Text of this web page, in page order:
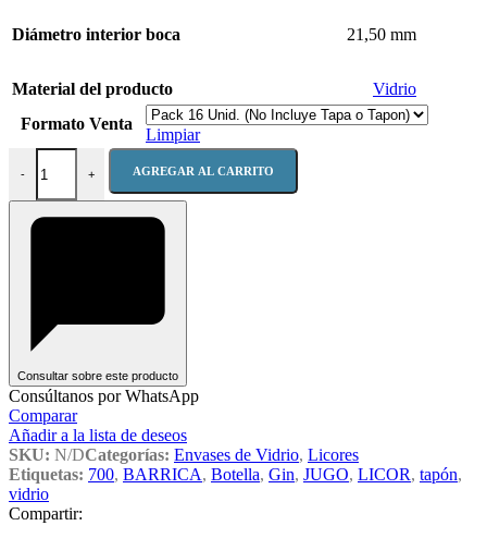
Diámetro interior boca 21,50 mm
Material del producto
Vidrio
Formato Venta
Limpiar
-
Botella Licor Barrica 700 B B/C cantidad
+ AGREGAR AL CARRITO
Consultar sobre este producto
Consúltanos por WhatsApp
Comparar
Añadir a la lista de deseos
SKU: N/DCategorías: Envases de Vidrio, Licores
Etiquetas: 700, BARRICA, Botella, Gin, JUGO, LICOR, tapón,
vidrio
Compartir: